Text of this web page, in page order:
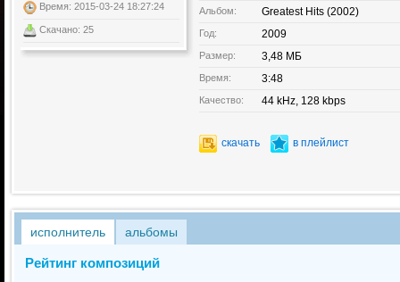
Время: 2015-03-24 18:27:24
Скачано: 25
Альбом: Greatest Hits (2002)
Год: 2009
Размер: 3,48 МБ
Время: 3:48
Качество: 44 kHz, 128 kbps
скачать в плейлист
исполнитель альбомы
Рейтинг композиций